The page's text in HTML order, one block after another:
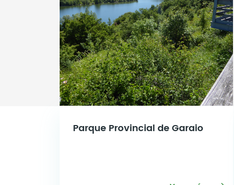
Parque Provincial de Garaio